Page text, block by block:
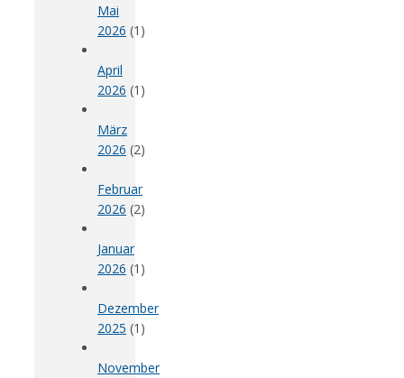
Mai
2026 (1)
April
2026 (1)
März
2026 (2)
Februar
2026 (2)
Januar
2026 (1)
Dezember
2025 (1)
November